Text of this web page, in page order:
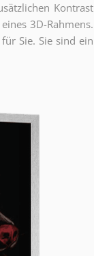
Kontrast
3D-Rahmens.
Sie. Sie sind ein